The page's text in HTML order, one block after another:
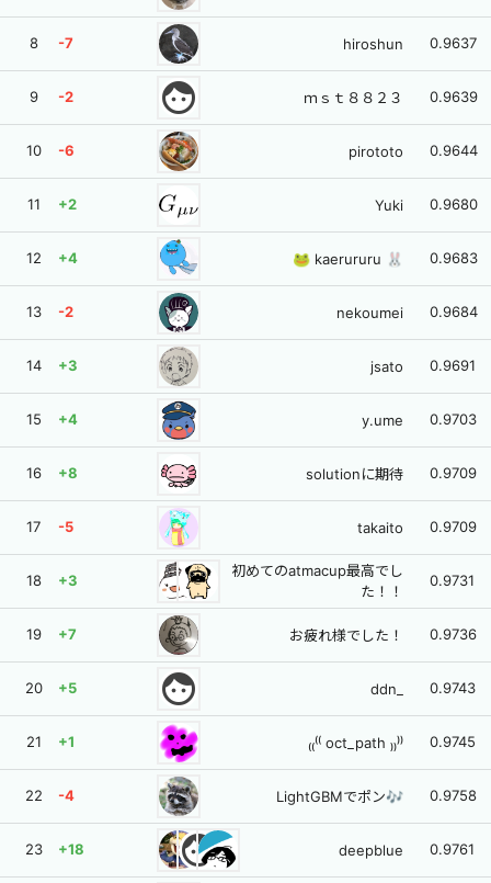
8 -7 hiroshun 0.9637
9 -2 face ｍｓｔ８８２３ 0.9639
10 -6 pirototo 0.9644
11 +2 Yuki 0.9680
12 +4 🐸 kaerururu 🐰 0.9683
13 -2 nekoumei 0.9684
14 +3 jsato 0.9691
15 +4 y.ume 0.9703
16 +8 solutionに期待 0.9709
17 -5 takaito 0.9709
18 +3
初めてのatmacup最高でし
た！！
0.9731
19 +7 お疲れ様でした！ 0.9736
20 +5 face ddn_ 0.9743
21 +1 ₍₍⁽⁽ oct_path ₎₎⁾⁾ 0.9745
22 -4 LightGBMでポン🎶 0.9758
23 +18 face deepblue 0.9761